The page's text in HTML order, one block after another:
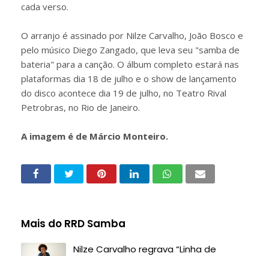
cada verso.
O arranjo é assinado por Nilze Carvalho, João Bosco e
pelo músico Diego Zangado, que leva seu "samba de
bateria" para a canção. O álbum completo estará nas
plataformas dia 18 de julho e o show de lançamento
do disco acontece dia 19 de julho, no Teatro Rival
Petrobras, no Rio de Janeiro.
A imagem é de Márcio Monteiro.
Mais do RRD Samba
Nilze Carvalho regrava “Linha de